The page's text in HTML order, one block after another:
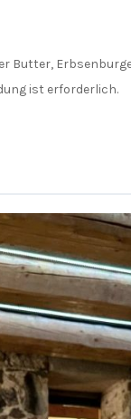
Butter,
ist erforderlich.